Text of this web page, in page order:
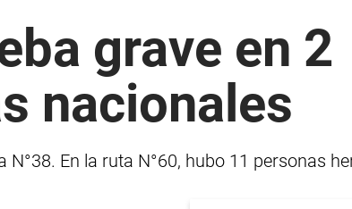
grave en 2
nacionales
En la ruta N°60, hubo 11 personas